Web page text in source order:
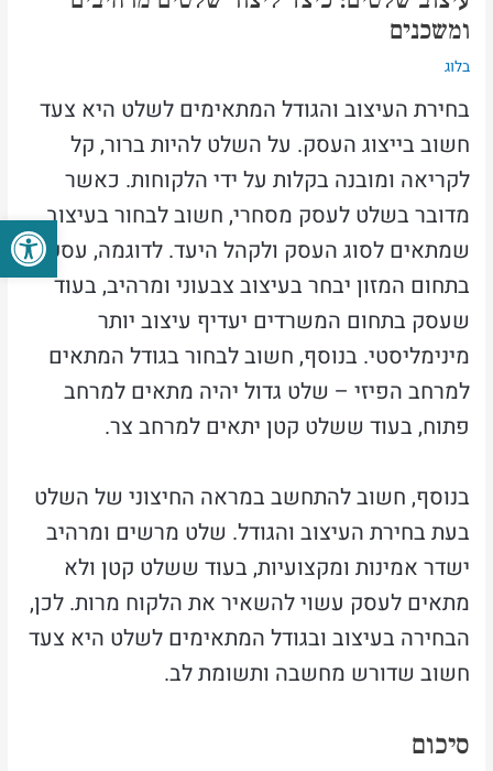
פתח
ומשכנים
בלוג
בחירת העיצוב והגודל המתאימים לשלט היא צעד
חשוב בייצוג העסק. על השלט להיות ברור, קל
לקריאה ומובנה בקלות על ידי הלקוחות. כאשר
מדובר בשלט לעסק מסחרי, חשוב לבחור בעיצוב
שמתאים לסוג העסק ולקהל היעד. לדוגמה, עסק
בתחום המזון יבחר בעיצוב צבעוני ומרהיב, בעוד
שעסק בתחום המשרדים יעדיף עיצוב יותר
מינימליסטי. בנוסף, חשוב לבחור בגודל המתאים
למרחב הפיזי – שלט גדול יהיה מתאים למרחב
פתוח, בעוד ששלט קטן יתאים למרחב צר.
בנוסף, חשוב להתחשב במראה החיצוני של השלט
בעת בחירת העיצוב והגודל. שלט מרשים ומרהיב
ישדר אמינות ומקצועיות, בעוד ששלט קטן ולא
מתאים לעסק עשוי להשאיר את הלקוח מרות. לכן,
הבחירה בעיצוב ובגודל המתאימים לשלט היא צעד
חשוב שדורש מחשבה ותשומת לב.
סיכום